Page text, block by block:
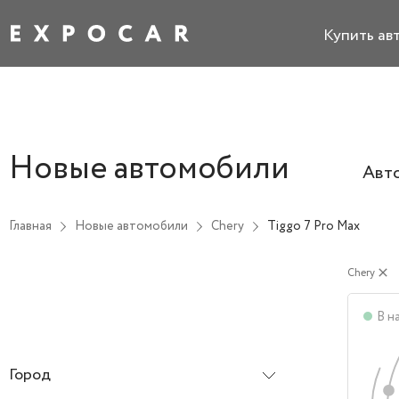
Купить
Новые автомобили
Главная Новые автомобили Chery Tiggo 7 Pro Max
Город
Chery close
В